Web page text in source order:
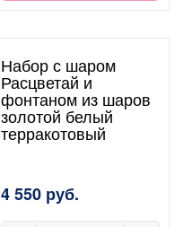
Набор с шаром
Расцветай и
фонтаном из шаров
золотой белый
терракотовый
4 550 руб.